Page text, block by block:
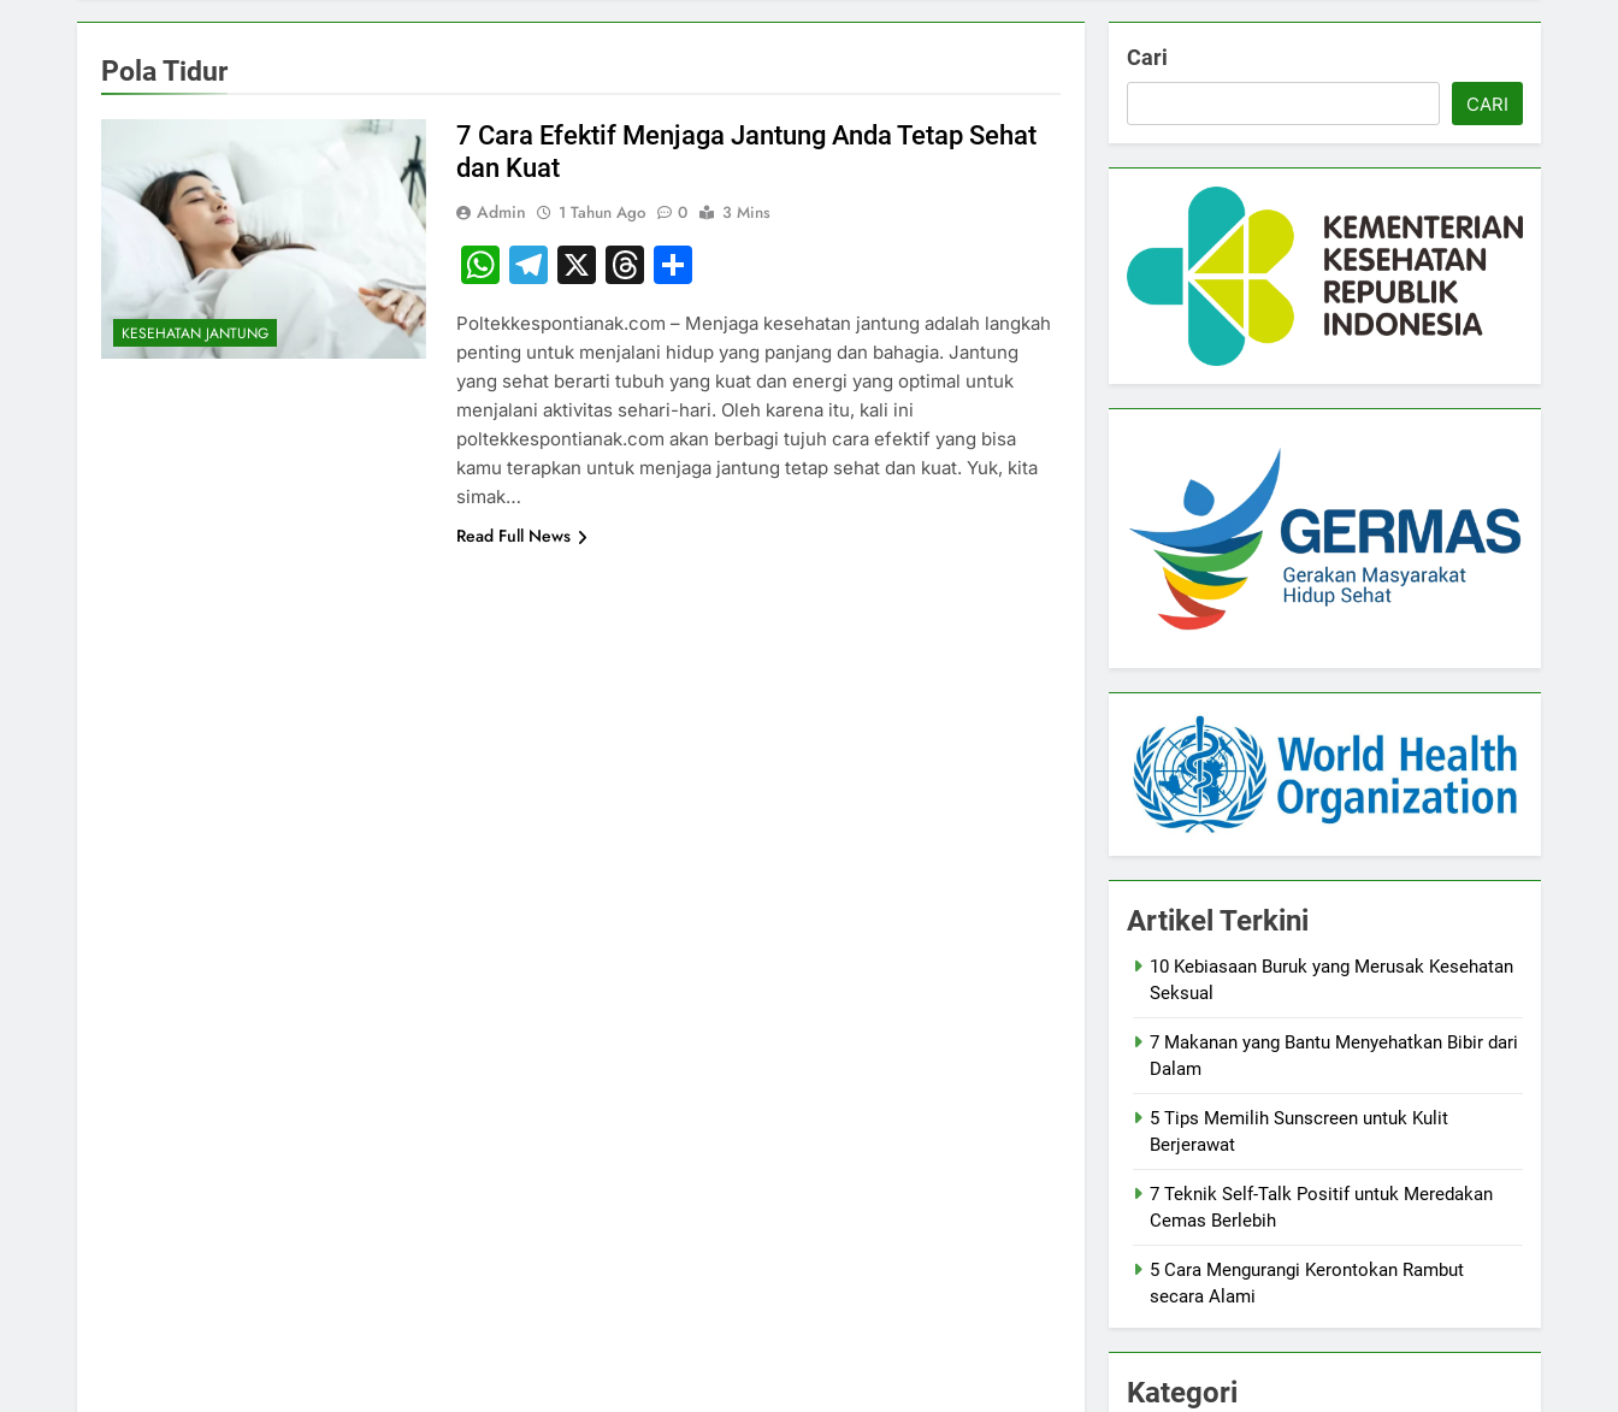
Pola Tidur
KESEHATAN JANTUNG
7 Cara Efektif Menjaga Jantung Anda Tetap Sehat
dan Kuat
Admin 1 Tahun Ago 0 3 Mins
WhatsApp
Telegram
X Threads
Poltekkespontianak.com – Menjaga kesehatan jantung adalah langkah
penting untuk menjalani hidup yang panjang dan bahagia. Jantung
yang sehat berarti tubuh yang kuat dan energi yang optimal untuk
menjalani aktivitas sehari-hari. Oleh karena itu, kali ini
poltekkespontianak.com akan berbagi tujuh cara efektif yang bisa
kamu terapkan untuk menjaga jantung tetap sehat dan kuat. Yuk, kita
simak…
Read Full News
Cari
CARI
Artikel Terkini
10 Kebiasaan Buruk yang Merusak Kesehatan
Seksual
7 Makanan yang Bantu Menyehatkan Bibir dari
Dalam
5 Tips Memilih Sunscreen untuk Kulit
Berjerawat
7 Teknik Self-Talk Positif untuk Meredakan
Cemas Berlebih
5 Cara Mengurangi Kerontokan Rambut
secara Alami
Kategori